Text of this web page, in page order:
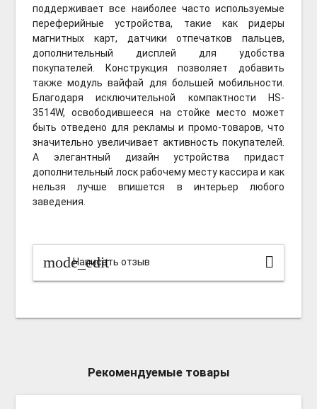
поддерживает все наиболее часто используемые
переферийные устройства, такие как ридеры
магнитных карт, датчики отпечатков пальцев,
дополнительный дисплей для удобства
покупателей. Конструкция позволяет добавить
также модуль вайфай для большей мобильности.
Благодаря исключительной компактности HS-
3514W, освободившееся на стойке место может
быть отведено для рекламы и промо-товаров, что
значительно увеличивает активность покупателей.
А элегантный дизайн устройства придаст
дополнительный лоск рабочему месту кассира и как
нельзя лучше впишется в интерьер любого
заведения.
mode_edit
Написать отзыв
Рекомендуемые товары